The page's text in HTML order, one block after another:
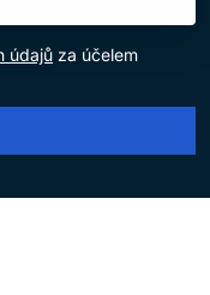
údajů za účelem